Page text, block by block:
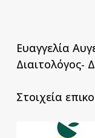
Ευαγγελία
Διαιτολόγος-
Στοιχεία